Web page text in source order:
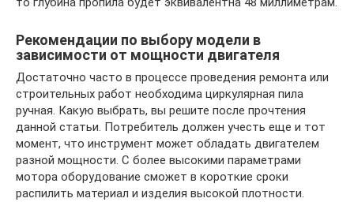
Рекомендации по выбору модели в
зависимости от мощности двигателя
Достаточно часто в процессе проведения ремонта или
строительных работ необходима циркулярная пила
ручная. Какую выбрать, вы решите после прочтения
данной статьи. Потребитель должен учесть еще и тот
момент, что инструмент может обладать двигателем
разной мощности. С более высокими параметрами
мотора оборудование сможет в короткие сроки
распилить материал и изделия высокой плотности.